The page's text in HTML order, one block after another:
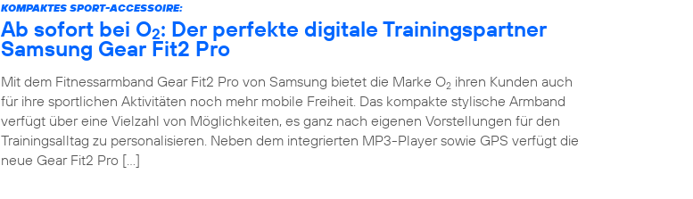
KOMPAKTES SPORT-ACCESSOIRE:
Ab sofort bei O2: Der perfekte digitale Trainingspartner
Samsung Gear Fit2 Pro
Mit dem Fitnessarmband Gear Fit2 Pro von Samsung bietet die Marke O2 ihren Kunden auch
für ihre sportlichen Aktivitäten noch mehr mobile Freiheit. Das kompakte stylische Armband
verfügt über eine Vielzahl von Möglichkeiten, es ganz nach eigenen Vorstellungen für den
Trainingsalltag zu personalisieren. Neben dem integrierten MP3-Player sowie GPS verfügt die
neue Gear Fit2 Pro […]